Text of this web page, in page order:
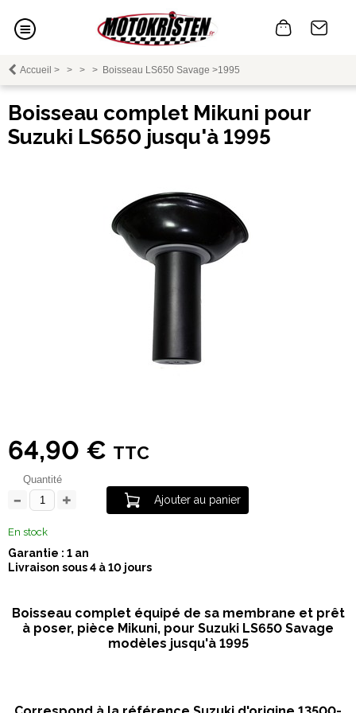
Accueil > > > > Boisseau LS650 Savage >1995
Boisseau complet Mikuni pour
Suzuki LS650 jusqu'à 1995
64,90 € TTC
Quantité
Ajouter au panier
En stock
Garantie : 1 an
Livraison sous 4 à 10 jours
Boisseau complet équipé de sa membrane et prêt
à poser, pièce Mikuni, pour Suzuki LS650 Savage
modèles jusqu'à 1995